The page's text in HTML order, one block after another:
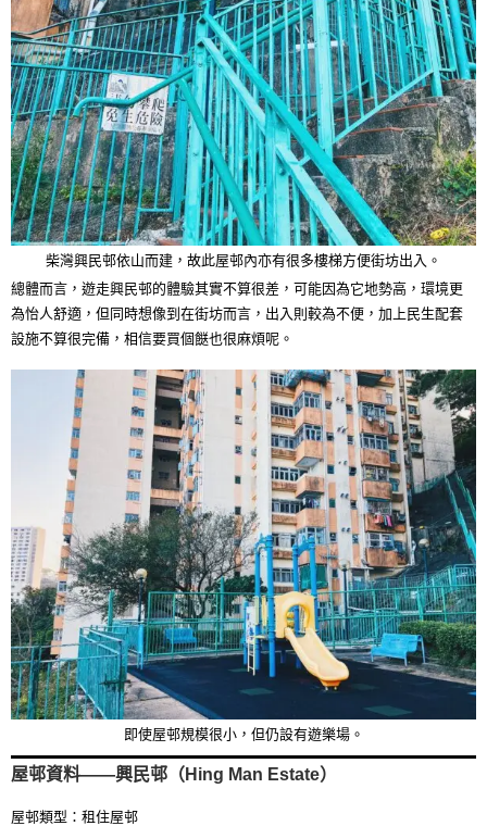
柴灣興民邨依山而建，故此屋邨內亦有很多樓梯方便街坊出入。
總體而言，遊走興民邨的體驗其實不算很差，可能因為它地勢高，環境更
為怡人舒適，但同時想像到在街坊而言，出入則較為不便，加上民生配套
設施不算很完備，相信要買個餸也很麻煩呢。
即使屋邨規模很小，但仍設有遊樂場。
屋邨資料——興民邨（Hing Man Estate）
屋邨類型：租住屋邨